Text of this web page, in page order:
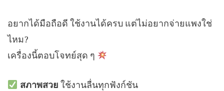
อยากได้มือถือดี ใช้งานได้ครบ แต่ไม่อยากจ่ายแพงใช่
ไหม?
เครื่องนี้ตอบโจทย์สุด ๆ
สภาพสวย ใช้งานลื่นทุกฟังก์ชัน